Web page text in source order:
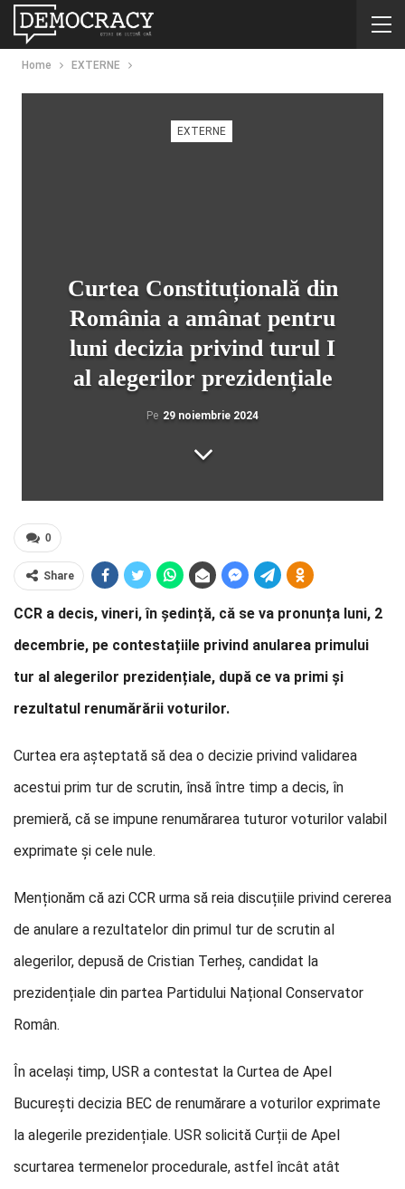
Home EXTERNE
EXTERNE
Curtea Constituțională din
România a amânat pentru
luni decizia privind turul I
al alegerilor prezidențiale
Pe 29 noiembrie 2024
0
Share
CCR a decis, vineri, în ședință, că se va pronunța luni, 2
decembrie, pe contestațiile privind anularea primului
tur al alegerilor prezidențiale, după ce va primi și
rezultatul renumărării voturilor.
Curtea era așteptată să dea o decizie privind validarea
acestui prim tur de scrutin, însă între timp a decis, în
premieră, că se impune renumărarea tuturor voturilor valabil
exprimate și cele nule.
Menționăm că azi CCR urma să reia discuțiile privind cererea
de anulare a rezultatelor din primul tur de scrutin al
alegerilor, depusă de Cristian Terheș, candidat la
prezidențiale din partea Partidului Național Conservator
Român.
În același timp, USR a contestat la Curtea de Apel
București decizia BEC de renumărare a voturilor exprimate
la alegerile prezidențiale. USR solicită Curții de Apel
scurtarea termenelor procedurale, astfel încât atât